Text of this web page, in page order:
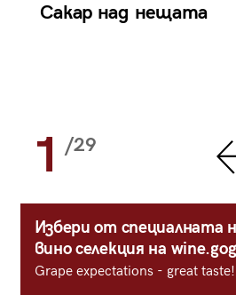
Сакар над нещата
1 /29
Избери от специалната
вино селекция на
Grape expectations - great taste!